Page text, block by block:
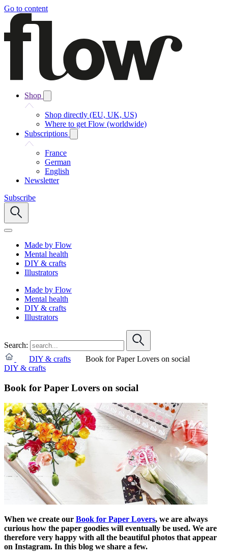
Go to content
Shop
Shop directly (EU, UK, US)
Where to get Flow (worldwide)
Subscriptions
France
German
English
Newsletter
Subscribe
Made by Flow
Mental health
DIY & crafts
Illustrators
Made by Flow
Mental health
DIY & crafts
Illustrators
Search:
DIY & crafts
Book for Paper Lovers on social
DIY & crafts
Book for Paper Lovers on social
When we create our Book for Paper Lovers, we are always
curious how the paper goodies will eventually be used. We are
therefore very happy with all the beautiful photos that appear
on Instagram. In this blog we share a few.